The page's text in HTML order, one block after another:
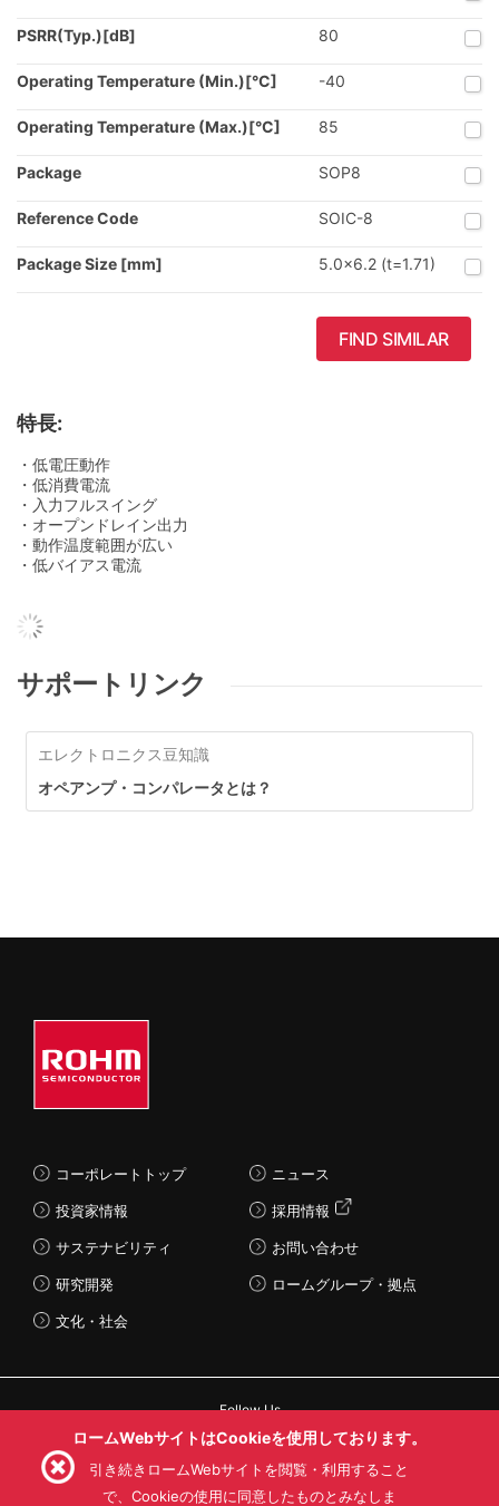
PSRR(Typ.)[dB] 80
Operating Temperature (Min.)[°C] -40
Operating Temperature (Max.)[°C] 85
Package SOP8
Reference Code SOIC-8
Package Size [mm] 5.0x6.2 (t=1.71)
FIND SIMILAR
特長:
・低電圧動作
・低消費電流
・入力フルスイング
・オープンドレイン出力
・動作温度範囲が広い
・低バイアス電流
サポートリンク
エレクトロニクス豆知識
オペアンプ・コンパレータとは？
コーポレートトップ
投資家情報
サステナビリティ
研究開発
文化・社会
ニュース
採用情報
お問い合わせ
ロームグループ・拠点
Follow Us
ロームWebサイトはCookieを使用しております。
引き続きロームWebサイトを閲覧・利用すること
で、Cookieの使用に同意したものとみなしま